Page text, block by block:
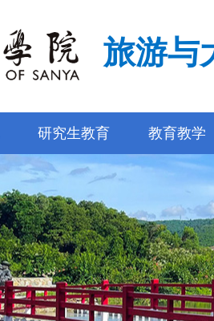
旅游与
研究生教育 教育教学